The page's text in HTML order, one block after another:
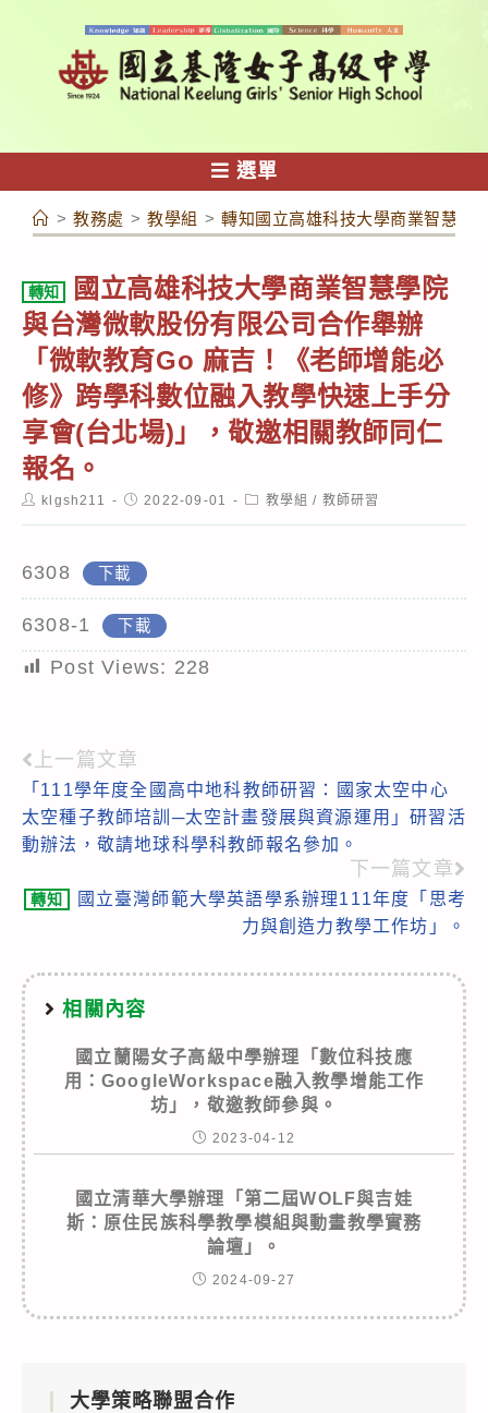
容
選單
> 教務處 > 教學組 > 轉知國立高雄科技大學商業智慧學
轉知
國立高雄科技大學商業智慧學院
與台灣微軟股份有限公司合作舉辦
「微軟教育Go 麻吉！《老師增能必
修》跨學科數位融入教學快速上手分
享會(台北場)」，敬邀相關教師同仁
報名。
Postklgsh211
Post2022-09-01
Post教學組 / 教師研習
6308 下載
6308-1 下載
Post Views: 228
Read
more
articles
上一篇文章
「111學年度全國高中地科教師研習：國家太空中心
太空種子教師培訓─太空計畫發展與資源運用」研習活
動辦法，敬請地球科學科教師報名參加。
下一篇文章
轉知
國立臺灣師範大學英語學系辦理111年度「思考
力與創造力教學工作坊」。
相關內容
國立蘭陽女子高級中學辦理「數位科技應
用：GoogleWorkspace融入教學增能工作
坊」，敬邀教師參與。
2023-04-12
國立清華大學辦理「第二屆WOLF與吉娃
斯：原住民族科學教學模組與動畫教學實務
論壇」。
2024-09-27
大學策略聯盟合作